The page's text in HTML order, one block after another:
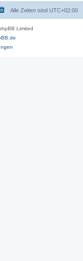
Alle Zeiten sind UTC+02:00
Limited